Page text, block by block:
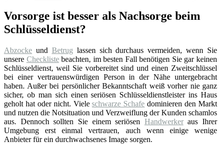
Vorsorge ist besser als Nachsorge beim
Schlüsseldienst?
Abzocke und Betrug lassen sich durchaus vermeiden, wenn Sie
unsere Checklistebeachten, im besten Fall benötigen Sie gar keinen
Schlüsseldienst, weil Sie vorbereitet sind und einen Zweitschlüssel
bei einer vertrauenswürdigen Person in der Nähe untergebracht
haben. Außer bei persönlicher Bekanntschaft weiß vorher nie ganz
sicher, ob man sich einen seriösen Schlüsseldienstleister ins Haus
geholt hat oder nicht. Vieleschwarze Schafe dominieren den Markt
und nutzen die Notsituation und Verzweiflung der Kunden schamlos
aus. Dennoch sollten Sie einem seriösen Handwerkeraus Ihrer
Umgebung erst einmal vertrauen, auch wenn einige wenige
Anbieter für ein durchwachsenes Image sorgen.